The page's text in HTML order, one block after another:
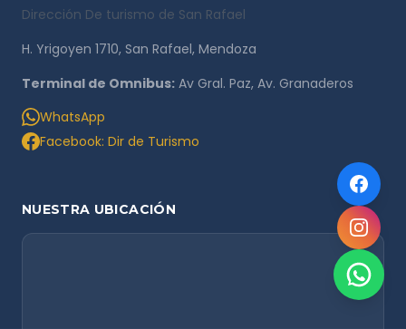
Dirección De turismo de San Rafael
H. Yrigoyen 1710, San Rafael, Mendoza
Terminal de Omnibus: Av Gral. Paz, Av. Granaderos
WhatsApp
Facebook: Dir de Turismo
NUESTRA UBICACIÓN